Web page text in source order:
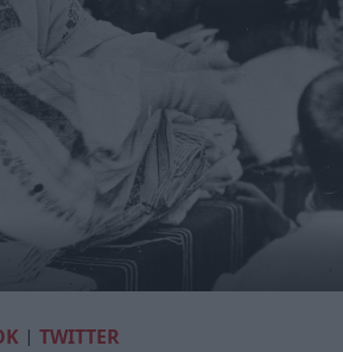
| TWITTER